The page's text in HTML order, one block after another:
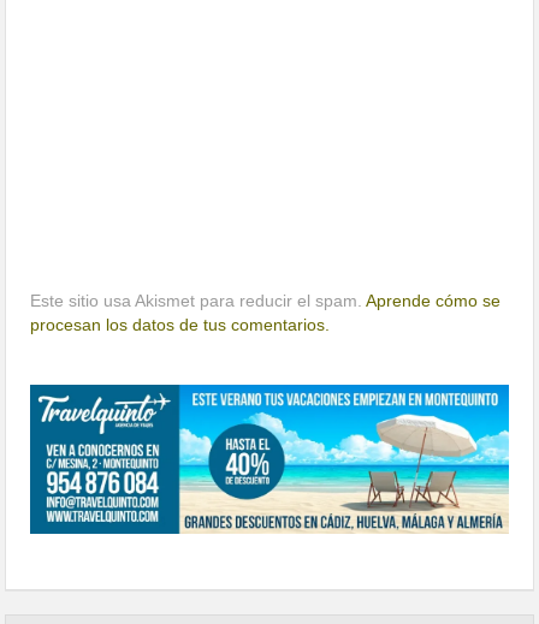
Este sitio usa Akismet para reducir el spam.Aprende cómo se
procesan los datos de tus comentarios.